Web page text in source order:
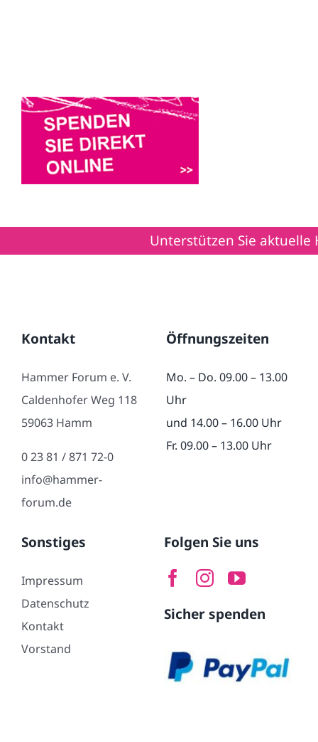
Unterstützen Sie aktuelle
Kontakt
Hammer Forum e. V.
Caldenhofer Weg 118
59063 Hamm
0 23 81 / 871 72-0
info@hammer-
forum.de
Öffnungszeiten
Mo. – Do. 09.00 – 13.00
Uhr
und 14.00 – 16.00 Uhr
Fr. 09.00 – 13.00 Uhr
Sonstiges
Impressum
Datenschutz
Kontakt
Vorstand
Folgen Sie uns
Sicher spenden